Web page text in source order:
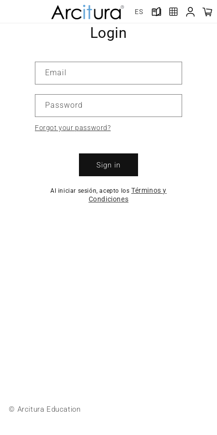
ES
Login
Email
Password
Forgot your password?
Sign in
Al iniciar sesión, acepto los Términos y
Condiciones
© Arcitura Education